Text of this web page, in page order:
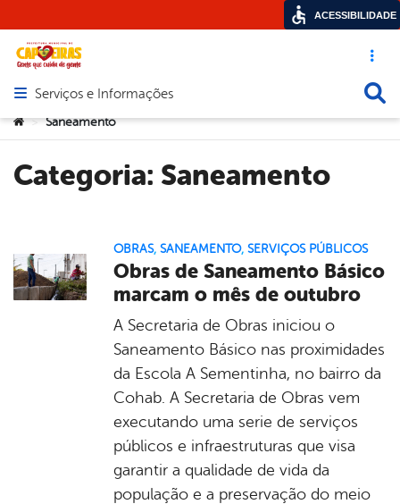
Acesso
Abrir menu principal de navegação
Serviços e Informações
Você está aqui:
> Saneamento
Categoria: Saneamento
OBRAS, SANEAMENTO, SERVIÇOS PÚBLICOS
Obras de Saneamento Básico
marcam o mês de outubro
A Secretaria de Obras iniciou o
Saneamento Básico nas proximidades
da Escola A Sementinha, no bairro da
Cohab. A Secretaria de Obras vem
executando uma serie de serviços
públicos e infraestruturas que visa
garantir a qualidade de vida da
população e a preservação do meio
ACESSIBILIDADE